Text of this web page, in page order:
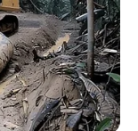
Simple